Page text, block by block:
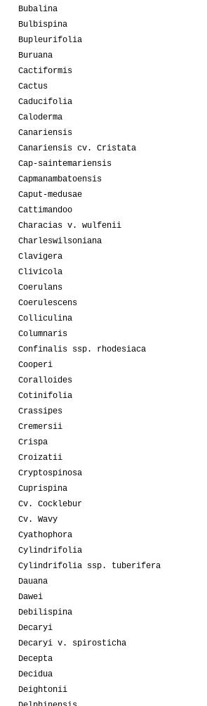
Bubalina
Bulbispina
Bupleurifolia
Buruana
Cactiformis
Cactus
Caducifolia
Caloderma
Canariensis
Canariensis cv. Cristata
Cap-saintemariensis
Capmanambatoensis
Caput-medusae
Cattimandoo
Characias v. wulfenii
Charleswilsoniana
Clavigera
Clivicola
Coerulans
Coerulescens
Colliculina
Columnaris
Confinalis ssp. rhodesiaca
Cooperi
Coralloides
Cotinifolia
Crassipes
Cremersii
Crispa
Croizatii
Cryptospinosa
Cuprispina
Cv. Cocklebur
Cv. Wavy
Cyathophora
Cylindrifolia
Cylindrifolia ssp. tuberifera
Dauana
Dawei
Debilispina
Decaryi
Decaryi v. spirosticha
Decepta
Decidua
Deightonii